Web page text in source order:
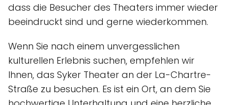
dass die Besucher des Theaters immer wieder
beeindruckt sind und gerne wiederkommen.
Wenn Sie nach einem unvergesslichen
kulturellen Erlebnis suchen, empfehlen wir
Ihnen, das Syker Theater an der La-Chartre-
Straße zu besuchen. Es ist ein Ort, an dem Sie